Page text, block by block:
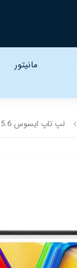
مانیتور
لپ تاپ ایسوس 15.6 اینچی مدل ASUS VivoBook 15 F1504VA Core 5 120U 8GB 512GB Iris Xe/UHD